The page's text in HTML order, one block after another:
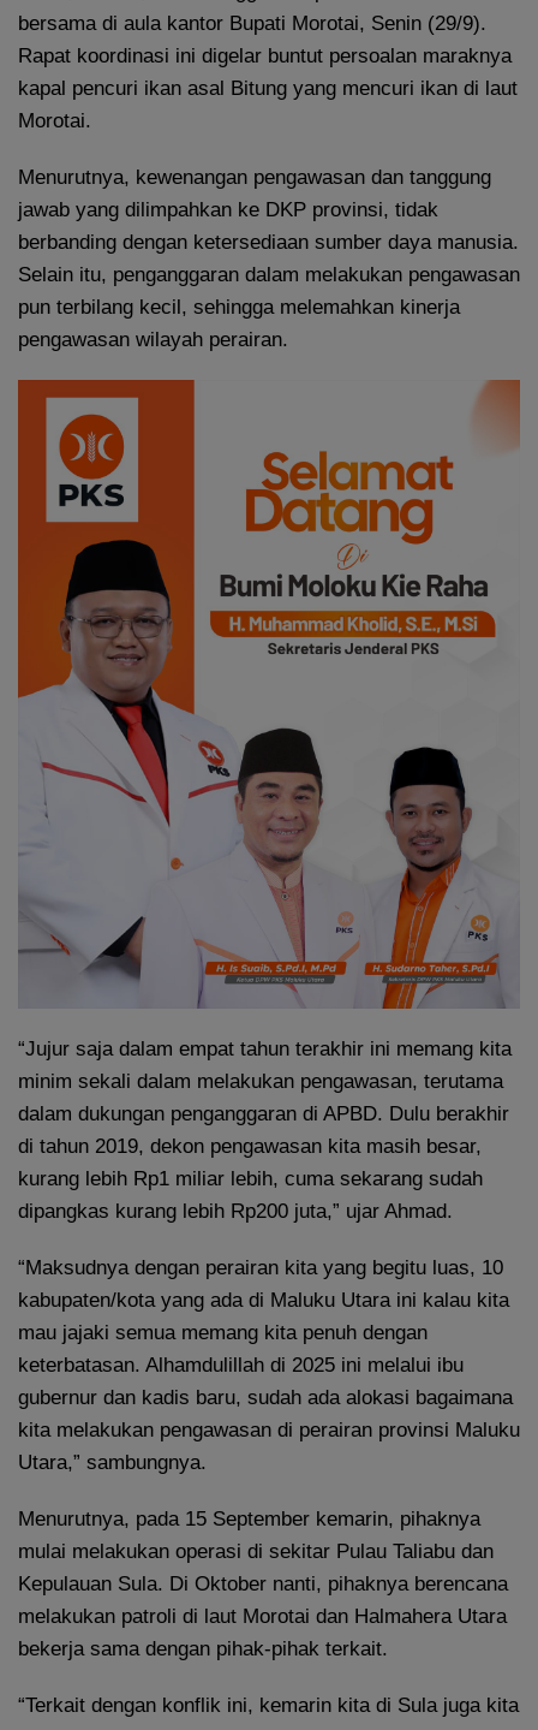
bersama di aula kantor Bupati Morotai, Senin (29/9).
Rapat koordinasi ini digelar buntut persoalan maraknya
kapal pencuri ikan asal Bitung yang mencuri ikan di laut
Morotai.
Menurutnya, kewenangan pengawasan dan tanggung
jawab yang dilimpahkan ke DKP provinsi, tidak
berbanding dengan ketersediaan sumber daya manusia.
Selain itu, penganggaran dalam melakukan pengawasan
pun terbilang kecil, sehingga melemahkan kinerja
pengawasan wilayah perairan.
“Jujur saja dalam empat tahun terakhir ini memang kita
minim sekali dalam melakukan pengawasan, terutama
dalam dukungan penganggaran di APBD. Dulu berakhir
di tahun 2019, dekon pengawasan kita masih besar,
kurang lebih Rp1 miliar lebih, cuma sekarang sudah
dipangkas kurang lebih Rp200 juta,” ujar Ahmad.
“Maksudnya dengan perairan kita yang begitu luas, 10
kabupaten/kota yang ada di Maluku Utara ini kalau kita
mau jajaki semua memang kita penuh dengan
keterbatasan. Alhamdulillah di 2025 ini melalui ibu
gubernur dan kadis baru, sudah ada alokasi bagaimana
kita melakukan pengawasan di perairan provinsi Maluku
Utara,” sambungnya.
Menurutnya, pada 15 September kemarin, pihaknya
mulai melakukan operasi di sekitar Pulau Taliabu dan
Kepulauan Sula. Di Oktober nanti, pihaknya berencana
melakukan patroli di laut Morotai dan Halmahera Utara
bekerja sama dengan pihak-pihak terkait.
“Terkait dengan konflik ini, kemarin kita di Sula juga kita